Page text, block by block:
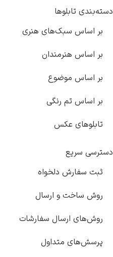
تابلوها
سبک‌های هنری
هنرمندان
موضوع
تم رنگی
عکس
سریع
سفارش دلخواه
ساخت و ارسال
ارسال سفارشات
متداول